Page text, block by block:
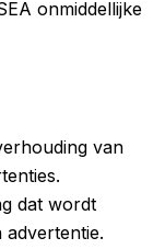
onmiddellijke
van
dat wordt